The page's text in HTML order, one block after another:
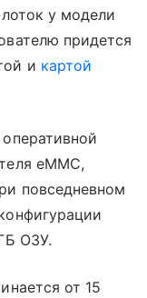
у модели
придется
и картой
eMMC,
повседневном
ОЗУ.
от 15